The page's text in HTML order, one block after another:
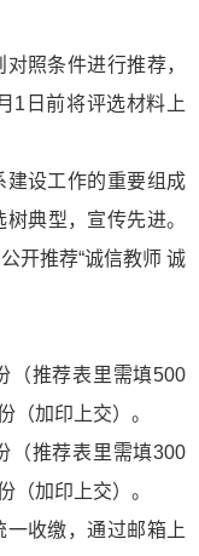
照条件进行推荐，
1日前将评选材料上
建设工作的重要组成
典型，宣传先进。
开推荐“诚信教师 诚
（推荐表里需填500
（加印上交）。
（推荐表里需填300
（加印上交）。
收缴，通过邮箱上